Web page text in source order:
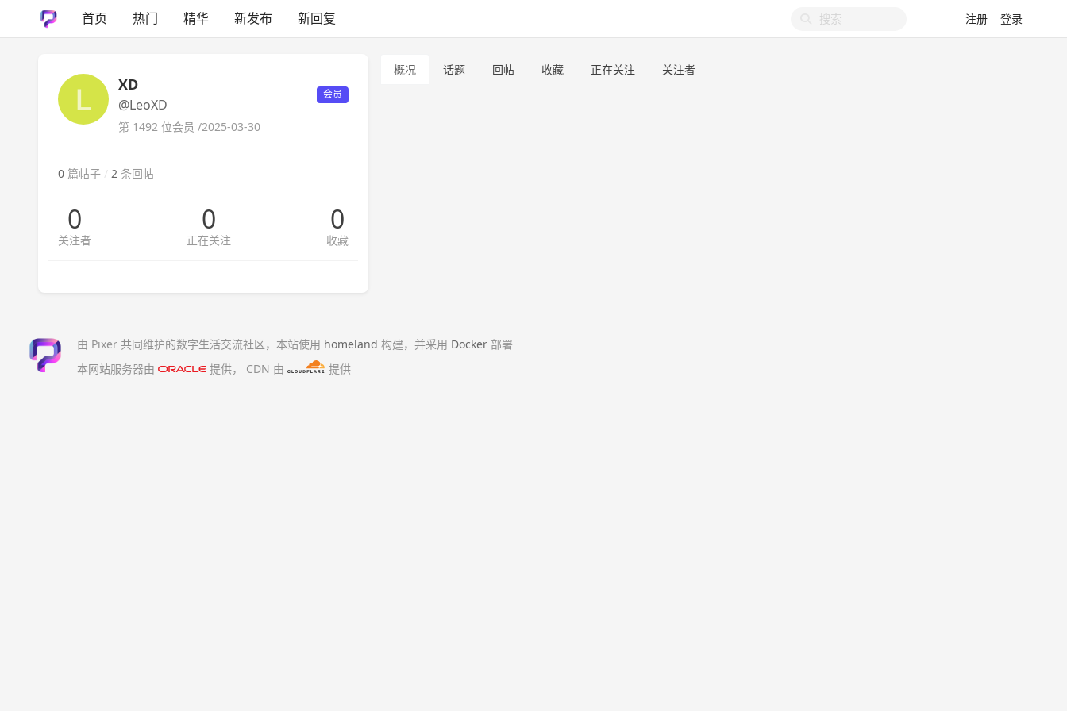
首页 热门 精华 新发布 新回复 注册 登录
XD
@LeoXD
会员
第 1492 位会员 /2025-03-30
0 篇帖子 / 2 条回帖
0
关注者
0
正在关注
0
收藏
概况 话题 回帖 收藏 正在关注 关注者
由 Pixer 共同维护的数字生活交流社区，本站使用 homeland 构建，并采用 Docker 部署
本网站服务器由
提供， CDN 由 提供